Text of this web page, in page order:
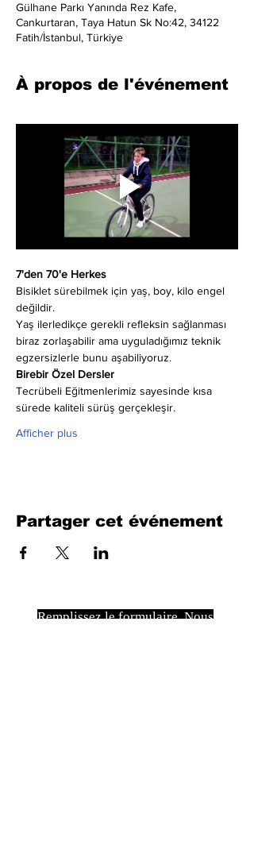
Gülhane Parkı Yanında Rez Kafe,
Cankurtaran, Taya Hatun Sk No:42, 34122
Fatih/İstanbul, Türkiye
À propos de l'événement
7'den 70'e Herkes
Bisiklet sürebilmek için yaş, boy, kilo engel
değildir.
Yaş ilerledikçe gerekli refleksin sağlanması
biraz zorlaşabilir ama uyguladığımız teknik
egzersizlerle bunu aşabiliyoruz.
Birebir Özel Dersler
Tecrübeli Eğitmenlerimiz sayesinde kısa
sürede kaliteli sürüş gerçekleşir.
Afficher plus
Partager cet événement
Remplissez le formulaire. Nous